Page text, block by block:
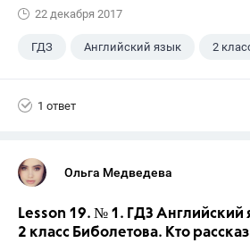
22 декабря 2017
ГДЗ Английский язык 2
1 ответ
Ольга Медведева
Lesson 19. № 1. ГДЗ Английский
2 класс Биболетова. Кто